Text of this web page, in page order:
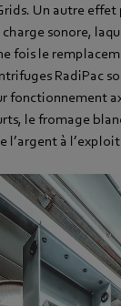
Un autre
sonore,
fois le
RadiPac
fonctionnement
le fromage
l’argent à